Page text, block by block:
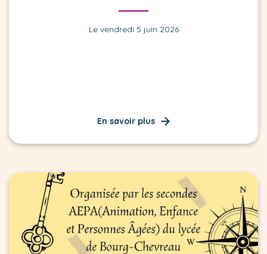
Le vendredi 5 juin 2026
En savoir plus